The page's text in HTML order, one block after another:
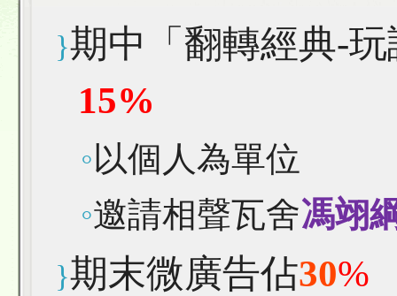
}期中「翻轉經典-玩
15%
◦以個人為單位
◦邀請相聲瓦舍馮翊
}期末微廣告佔30%